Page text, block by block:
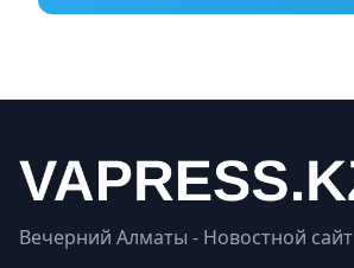
Вечерний Алматы - Новостной сайт